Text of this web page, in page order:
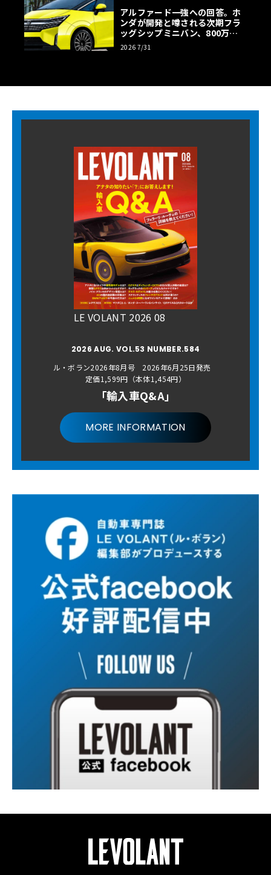
アルファード一強への回答。ホ
ンダが開発と噂される次期フラ
ッグシップミニバン、800万円
超の勝算【予想CG】
2026 7/31
LE VOLANT 2026 08
2026 AUG. VOL.53 NUMBER.584
ル・ボラン2026年8月号 2026年6月25日発売
定価1,599円（本体1,454円）
「輸入車Q&A」
MORE INFORMATION